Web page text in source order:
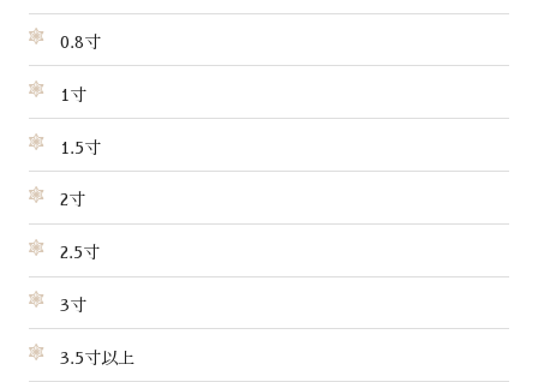
0.8寸
1寸
1.5寸
2寸
2.5寸
3寸
3.5寸以上